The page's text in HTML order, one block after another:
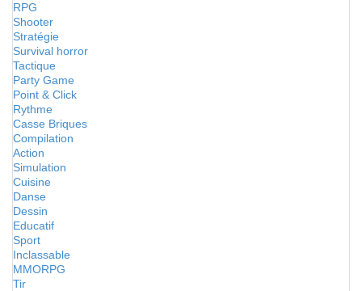
RPG
Shooter
Stratégie
Survival horror
Tactique
Party Game
Point & Click
Rythme
Casse Briques
Compilation
Action
Simulation
Cuisine
Danse
Dessin
Educatif
Sport
Inclassable
MMORPG
Tir